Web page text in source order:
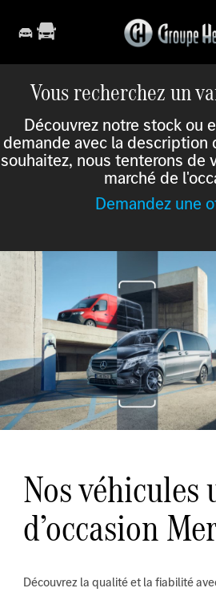
Vous recherchez un
Découvrez notre stock ou
demande avec la
souhaitez, nous tenterons de
marché de
Demandez une
Nos
d’occasion
Découvrez la qualité et la fiabilité